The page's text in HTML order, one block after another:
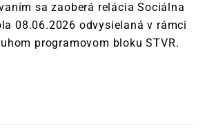
sa zaoberá relácia Sociálna
08.06.2026 odvysielaná v rámci
programovom bloku STVR.